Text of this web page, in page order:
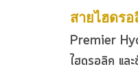
สายไฮดร
Premier
ไฮดรอลิค และ